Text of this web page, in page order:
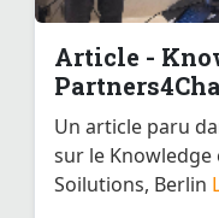
Article -
Un article paru
sur le Knowledge
Soilutions, Berlin